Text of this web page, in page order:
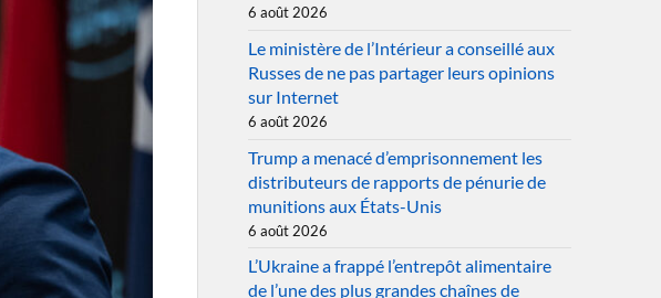
6 août 2026
Le ministère de l’Intérieur a conseillé aux
Russes de ne pas partager leurs opinions
sur Internet
6 août 2026
Trump a menacé d’emprisonnement les
distributeurs de rapports de pénurie de
munitions aux États-Unis
6 août 2026
L’Ukraine a frappé l’entrepôt alimentaire
de l’une des plus grandes chaînes de